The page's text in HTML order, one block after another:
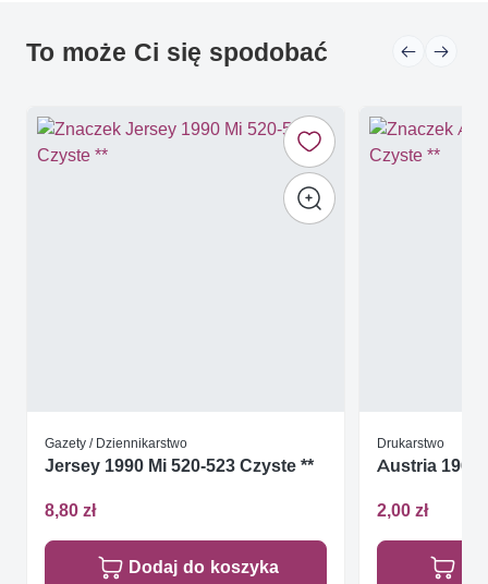
To może Ci się spodobać
Gazety / Dziennikarstwo
Jersey 1990 Mi 520-523 Czyste **
8,80 zł
Dodaj do koszyka
Drukarstwo
Austria 1964
2,00 zł